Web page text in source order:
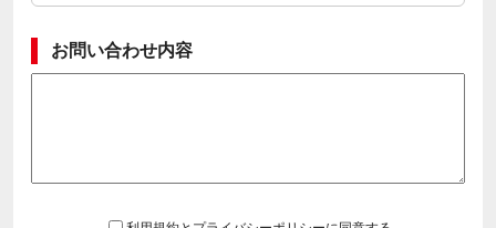
お問い合わせ内容